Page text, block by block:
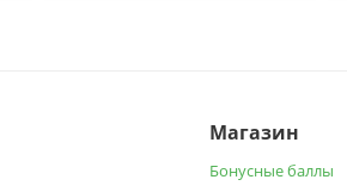
Магазин
Бонусные баллы